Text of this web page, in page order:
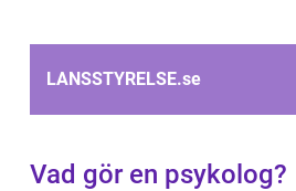
LANSSTYRELSE.se
Vad gör en psykolog?